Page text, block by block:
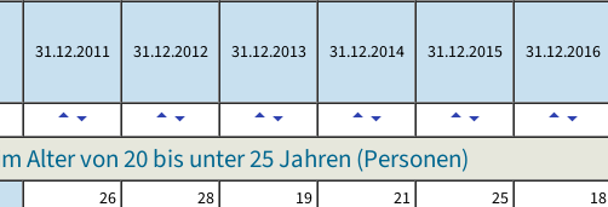
31.12.2011 31.12.2012 31.12.2013 31.12.2014 31.12.2015 31.12.2016
Alter von 20 bis unter 25 Jahren (Personen)
26 28 19 21 25 18